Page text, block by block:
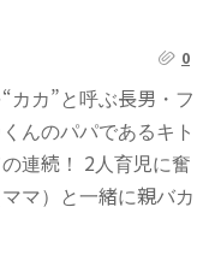
0
カカ”と呼ぶ長男・フ
んのパパであるキト
連続！ 2人育児に奮
マ）と一緒に親バカ